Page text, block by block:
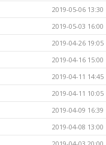
2019-05-06 13:30
2019-05-03 16:00
2019-04-26 19:05
2019-04-16 15:00
2019-04-11 14:45
2019-04-11 10:05
2019-04-09 16:39
2019-04-08 13:00